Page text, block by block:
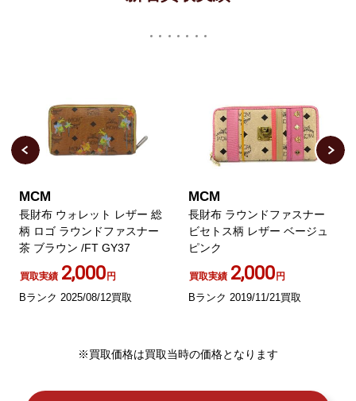
MCM
長財布 ウォレット レザー 総
柄 ロゴ ラウンドファスナー
茶 ブラウン /FT GY37
買取実績 2,000円
Bランク 2025/08/12買取
MCM
長財布 ラウンドファスナー
ビセトス柄 レザー ベージュ
ピンク
買取実績 2,000円
Bランク 2019/11/21買取
※買取価格は買取当時の価格となります